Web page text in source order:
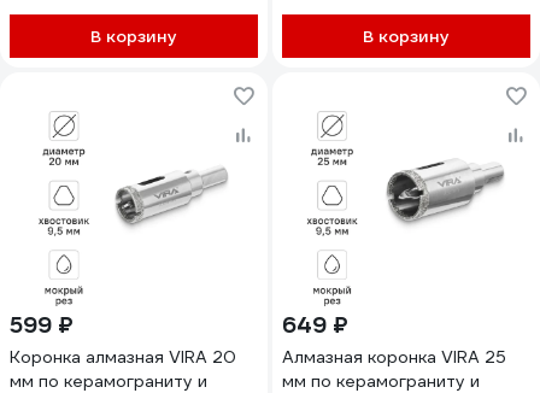
В корзину В корзину
599 ₽
Коронка алмазная VIRA 20
мм по керамограниту и
649 ₽
Алмазная коронка VIRA 25
мм по керамограниту и